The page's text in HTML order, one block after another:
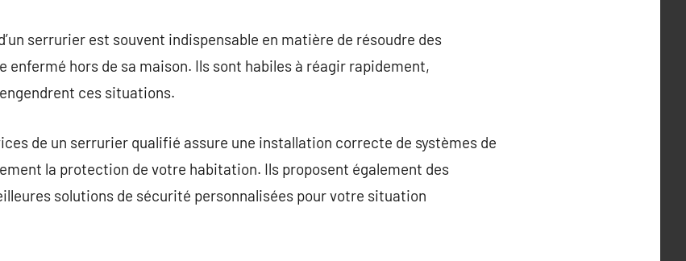
serrurier est souvent indispensable en matière de résoudre des
enfermé hors de sa maison. Ils sont habiles à réagir rapidement,
ces situations.
de un serrurier qualifié assure une installation correcte de systèmes de
la protection de votre habitation. Ils proposent également des
solutions de sécurité personnalisées pour votre situation